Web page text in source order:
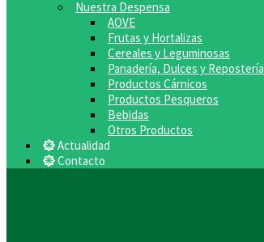
Nuestra Despensa
AOVE
Frutas y Hortalizas
Cereales y Leguminosas
Panadería, Dulces y Repostería
Productos Cárnicos
Productos Pesqueros
Bebidas
Otros Productos
Actualidad
Contacto